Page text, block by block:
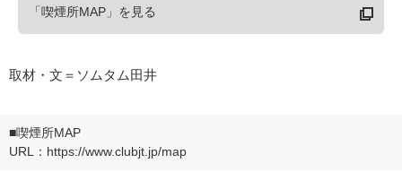
「喫煙所MAP」を見る
取材・文＝ソムタム田井
■喫煙所MAP
URL：https://www.clubjt.jp/map